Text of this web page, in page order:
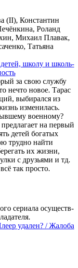
(II), Константин
Роланд
Михаил Плавак,
Татьяна
шко­лу и школь­
за свою службу
нечто новое. Тарас
выбирался из
изменилась.
военному?
предлагает на первый
детей богатых
трудно найти
их жизни,
с друзьями и тд.
так просто.
се­риа­ла осу­ще­ст­в­
уда­лен? / Жа­ло­ба